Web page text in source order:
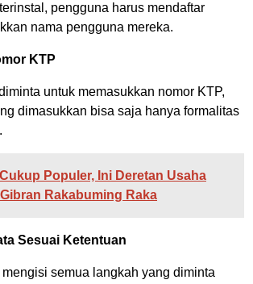
pengguna harus mendaftar
nama pengguna mereka.
KTP
untuk memasukkan nomor KTP,
dimasukkan bisa saja hanya formalitas
Cukup Populer, Ini Deretan Usaha
Rakabuming Raka
Sesuai Ketentuan
semua langkah yang diminta